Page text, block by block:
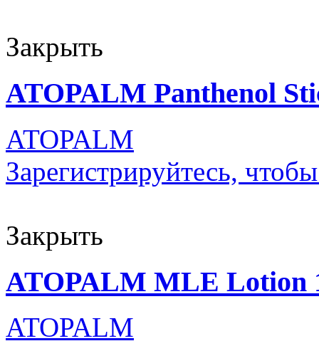
Закрыть
ATOPALM Panthenol
ATOPALM
Зарегистрируйтесь,
Закрыть
ATOPALM MLE Lotion
ATOPALM